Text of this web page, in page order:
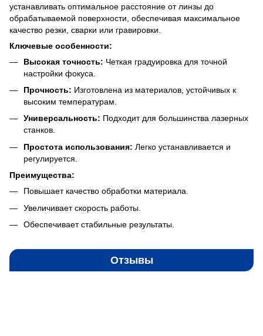
устанавливать оптимальное расстояние от линзы до
обрабатываемой поверхности, обеспечивая максимальное
качество резки, сварки или гравировки.
Ключевые особенности:
Высокая точность: Четкая градуировка для точной
настройки фокуса.
Прочность: Изготовлена из материалов, устойчивых к
высоким температурам.
Универсальность: Подходит для большинства лазерных
станков.
Простота использования: Легко устанавливается и
регулируется.
Преимущества:
Повышает качество обработки материала.
Увеличивает скорость работы.
Обеспечивает стабильные результаты.
Отзывы